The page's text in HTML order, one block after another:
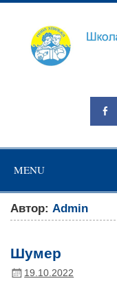
Skip
MENU
Автор: Admin
Шумер
19.10.2022